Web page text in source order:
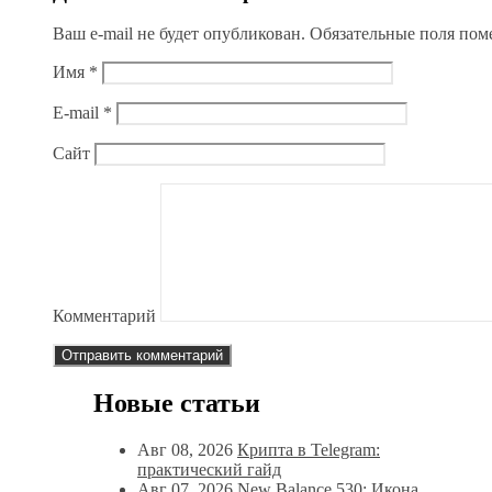
Ваш e-mail не будет опубликован. Обязательные поля
Имя *
E-mail *
Сайт
Комментарий
Новые статьи
Авг 08, 2026 Крипта в Telegram:
практический гайд